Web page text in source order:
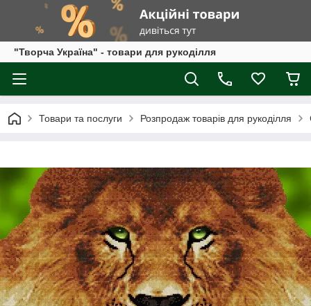
"Творча Україна" - товари для рукоділля
Товари та послуги Розпродаж товарів для рукоділля